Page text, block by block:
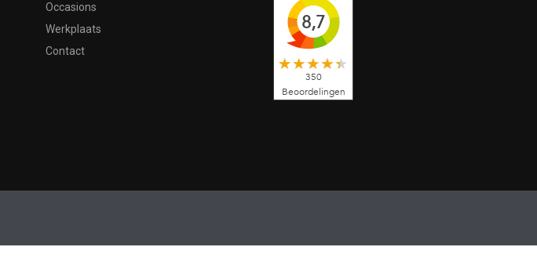
Occasions
Werkplaats
Contact
8,7
350
Beoordelingen